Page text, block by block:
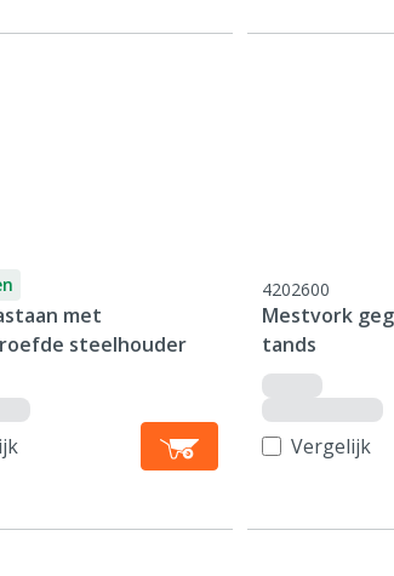
met
steelhouder
4202600
Mestvork
tands
Vergelijk